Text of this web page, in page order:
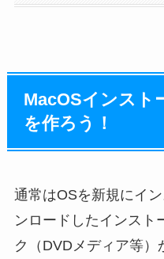
MacOSインスト
を作ろう！
通常はOSを新規にイ
ンロードしたインスト
ク（DVDメディア等